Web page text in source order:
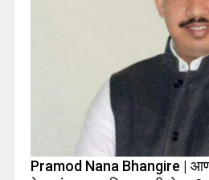
Pramod Nana Bhangire |